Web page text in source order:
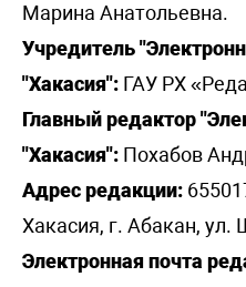
Марина Анатольевна.
Учредитель
"Хакасия": ГАУ РХ
Главный редактор
"Хакасия": Похабов
Адрес редакции:
Хакасия, г. Абакан, ул.
Электронная почта